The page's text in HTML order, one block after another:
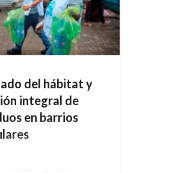
de políticas
Se hace especial énfasis en
conceptos/principios […]
del hábitat y
integral de
en barrios